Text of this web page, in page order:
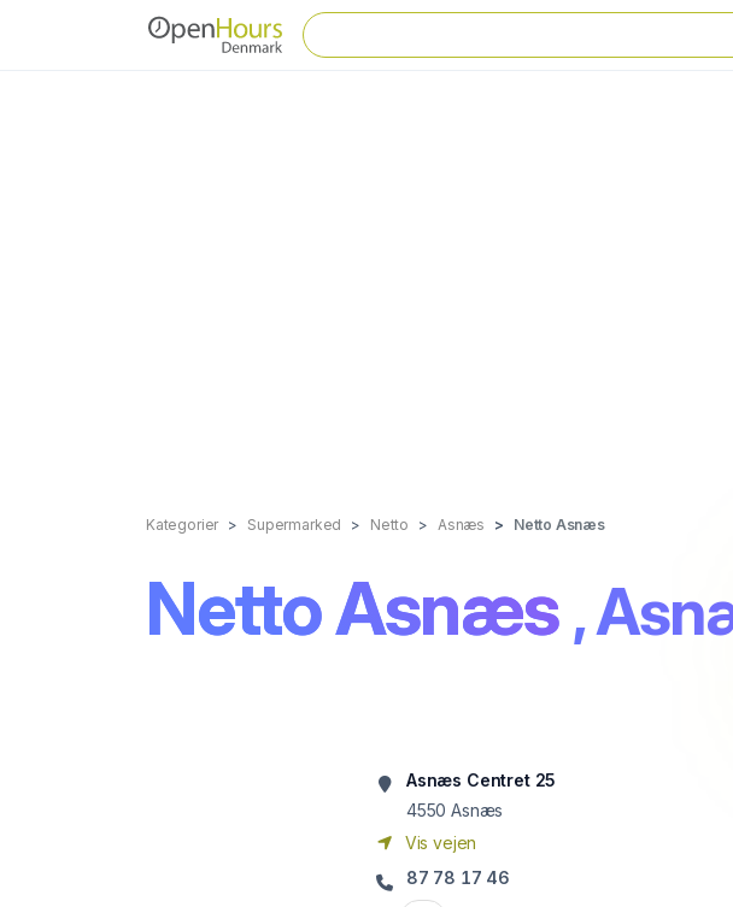
Kategorier Supermarked Netto Asnæs Netto Asnæs
Netto Asnæs ,
Asnæs Centret 25
4550 Asnæs
Vis vejen
87 78 17 46